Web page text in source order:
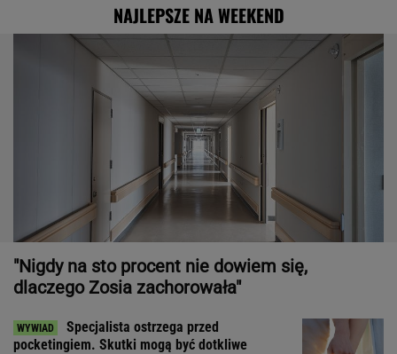
NAJLEPSZE NA WEEKEND
"Nigdy na sto procent nie dowiem się,
dlaczego Zosia zachorowała"
Specjalista ostrzega przed
pocketingiem. Skutki mogą być dotkliwe